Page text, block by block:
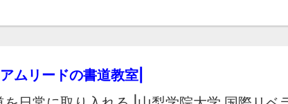
ムリードの書道教室|